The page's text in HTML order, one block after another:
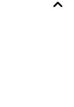
22/07/2022
ein super